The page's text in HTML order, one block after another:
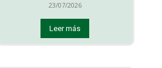
23/07/2026
Leer más